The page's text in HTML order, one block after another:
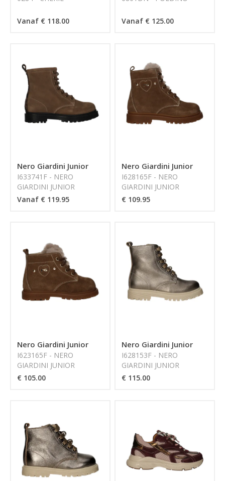
Vanaf € 118.00 Vanaf € 125.00
Nero Giardini Junior
I633741F - NERO
GIARDINI JUNIOR
Vanaf € 119.95
Nero Giardini Junior
I628165F - NERO
GIARDINI JUNIOR
€ 109.95
Nero Giardini Junior
I623165F - NERO
GIARDINI JUNIOR
€ 105.00
Nero Giardini Junior
I628153F - NERO
GIARDINI JUNIOR
€ 115.00